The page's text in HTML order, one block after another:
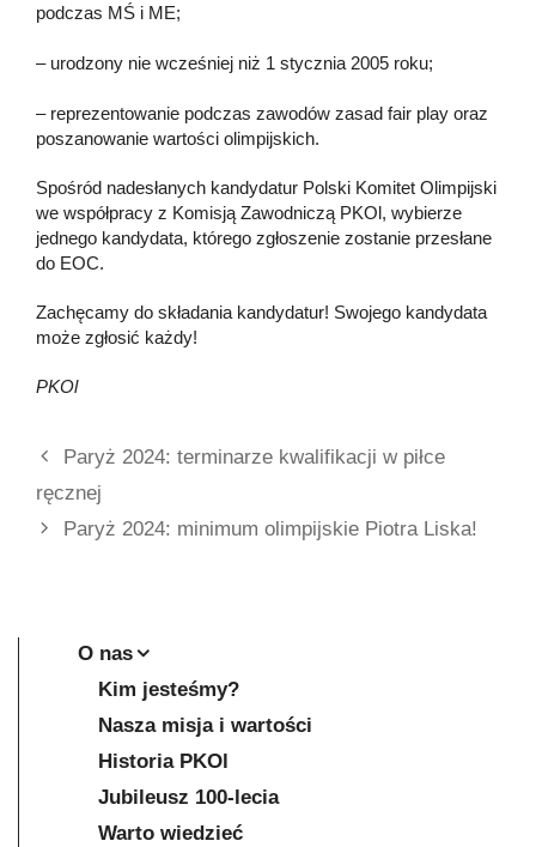
podczas MŚ i ME;
– urodzony nie wcześniej niż 1 stycznia 2005 roku;
– reprezentowanie podczas zawodów zasad fair play oraz
poszanowanie wartości olimpijskich.
Spośród nadesłanych kandydatur Polski Komitet Olimpijski
we współpracy z Komisją Zawodniczą PKOl, wybierze
jednego kandydata, którego zgłoszenie zostanie przesłane
do EOC.
Zachęcamy do składania kandydatur! Swojego kandydata
może zgłosić każdy!
PKOl
Paryż 2024: terminarze kwalifikacji w piłce
ręcznej
Paryż 2024: minimum olimpijskie Piotra Liska!
O nas
Kim jesteśmy?
Nasza misja i wartości
Historia PKOl
Jubileusz 100-lecia
Warto wiedzieć